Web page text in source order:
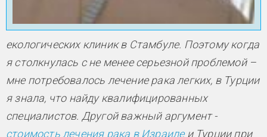
екологических клиник в Стамбуле. Поэтому когда
я столкнулась с не менее серьезной проблемой –
мне потребовалось лечение рака легких, в Турции
я знала, что найду квалифицированных
специалистов. Другой важный аргумент -
стоимость лечения рака в Израилеи Турции при